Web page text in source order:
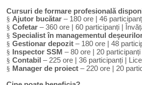
Cursuri de formare profesională
§ Ajutor bucătar – 180 ore | 46
§ Cofetar – 360 ore | 60 participanți |
§ Specialist în managementul
§ Gestionar depozit – 180 ore | 48
§
Inspector SSM – 80 ore | 20
§ Contabil – 225 ore | 36 participanți |
§ Manager de proiect – 220 ore | 20